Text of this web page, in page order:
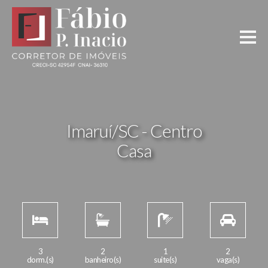
Imaruí/SC - Centro
Casa
3
dorm.(s)
2
banheiro(s)
1
suite(s)
2
vaga(s)